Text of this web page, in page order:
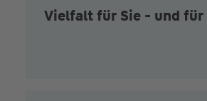
Vielfalt für Sie - und für